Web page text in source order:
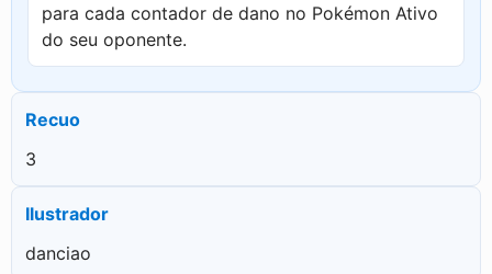
para cada contador de dano no Pokémon Ativo
do seu oponente.
Recuo
3
Ilustrador
danciao